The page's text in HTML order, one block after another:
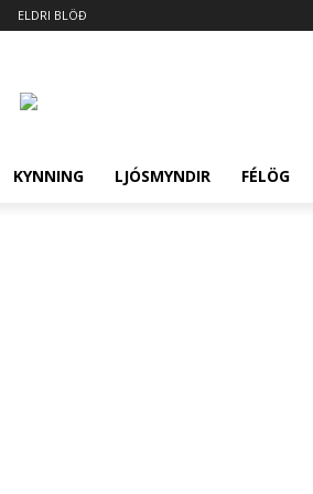
ELDRI BLÖÐ
KYNNING LJÓSMYNDIR FÉLÖG